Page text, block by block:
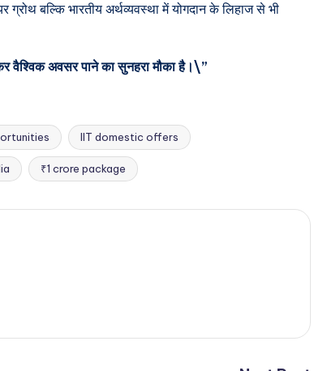
बल्कि भारतीय अर्थव्यवस्था में योगदान के लिहाज से भी
वैश्विक अवसर पाने का सुनहरा मौका है।\”
IIT domestic offers
₹1 crore package